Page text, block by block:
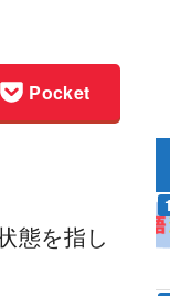
Pocket
態を指し